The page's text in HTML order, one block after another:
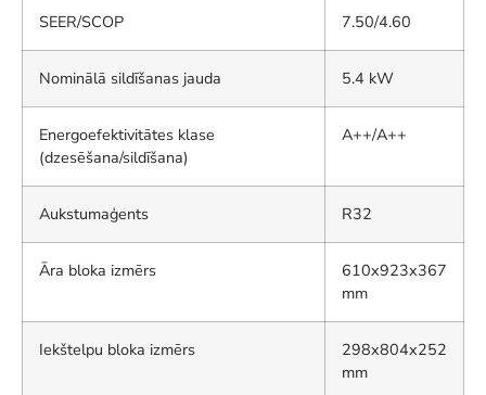
SEER/SCOP 7.50/4.60
Nominālā sildīšanas jauda 5.4 kW
Energoefektivitātes klase
(dzesēšana/sildīšana)
A++/A++
Aukstumaģents R32
Āra bloka izmērs
610x923x367
mm
Iekštelpu bloka izmērs
298x804x252
mm